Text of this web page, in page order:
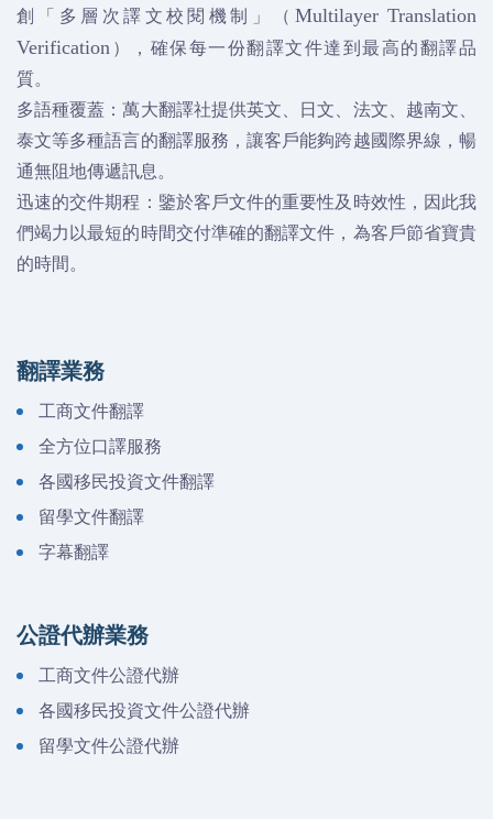
創「多層次譯文校閱機制」（ Multilayer Translation
Verification ），確保每一份翻譯文件達到最高的翻譯品
質。
多語種覆蓋：萬大翻譯社提供英文、日文、法文、越南文、
泰文等多種語言的翻譯服務，讓客戶能夠跨越國際界線，暢
通無阻地傳遞訊息。
迅速的交件期程：鑒於客戶文件的重要性及時效性，因此我
們竭力以最短的時間交付準確的翻譯文件，為客戶節省寶貴
的時間。
翻譯業務
工商文件翻譯
全方位口譯服務
各國移民投資文件翻譯
留學文件翻譯
字幕翻譯
公證代辦業務
工商文件公證代辦
各國移民投資文件公證代辦
留學文件公證代辦